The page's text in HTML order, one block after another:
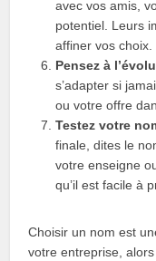
avec vos amis,
potentiel. Leurs
affiner vos choix.
Pensez à
s’adapter si
ou votre offre
Testez votre
finale, dites le
votre enseigne
qu’il est facile à
Choisir un nom est
votre entreprise,